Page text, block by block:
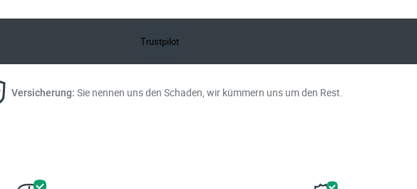
Trustpilot
Versicherung: Sie nennen uns den Schaden, wir kümmern uns um den Rest.